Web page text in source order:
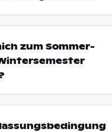
zum Sommer-